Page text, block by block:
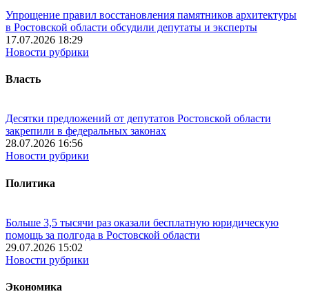
Упрощение правил восстановления памятников архитектуры
в Ростовской области обсудили депутаты и эксперты
17.07.2026 18:29
Новости рубрики
Власть
Десятки предложений от депутатов Ростовской области
закрепили в федеральных законах
28.07.2026 16:56
Новости рубрики
Политика
Больше 3,5 тысячи раз оказали бесплатную юридическую
помощь за полгода в Ростовской области
29.07.2026 15:02
Новости рубрики
Экономика